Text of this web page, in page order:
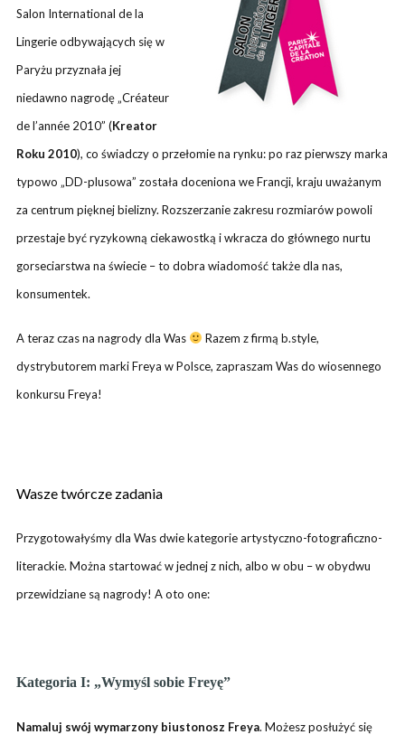
Salon International de la
Lingerie odbywających się w
Paryżu przyznała jej
niedawno nagrodę „Créateur
de l’année 2010” (Kreator
Roku 2010), co świadczy o przełomie na rynku: po raz pierwszy marka
typowo „DD-plusowa” została doceniona we Francji, kraju uważanym
za centrum pięknej bielizny. Rozszerzanie zakresu rozmiarów powoli
przestaje być ryzykowną ciekawostką i wkracza do głównego nurtu
gorseciarstwa na świecie – to dobra wiadomość także dla nas,
konsumentek.
A teraz czas na nagrody dla Was Razem z firmą b.style,
dystrybutorem marki Freya w Polsce, zapraszam Was do wiosennego
konkursu Freya!
Wasze twórcze zadania
Przygotowałyśmy dla Was dwie kategorie artystyczno-fotograficzno-
literackie. Można startować w jednej z nich, albo w obu – w obydwu
przewidziane są nagrody! A oto one:
Kategoria I: „Wymyśl sobie Freyę”
Namaluj swój wymarzony biustonosz Freya. Możesz posłużyć się